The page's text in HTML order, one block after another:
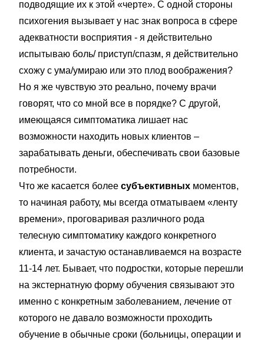
подводящие их к этой «черте». С одной стороны
психогения вызывает у нас знак вопроса в сфере
адекватности восприятия - я действительно
испытываю боль/ приступ/спазм, я действительно
схожу с ума/умираю или это плод воображения?
Но я же чувствую это реально, почему врачи
говорят, что со мной все в порядке? С другой,
имеющаяся симптоматика лишает нас
возможности находить новых клиентов –
зарабатывать деньги, обеспечивать свои базовые
потребности.
Что же касается более субъективных моментов,
то начиная работу, мы всегда отматываем «ленту
времени», проговаривая различного рода
телесную симптоматику каждого конкретного
клиента, и зачастую останавливаемся на возрасте
11-14 лет. Бывает, что подростки, которые перешли
на экстернатную форму обучения связывают это
именно с конкретным заболеванием, лечение от
которого не давало возможности проходить
обучение в обычные сроки (больницы, операции и